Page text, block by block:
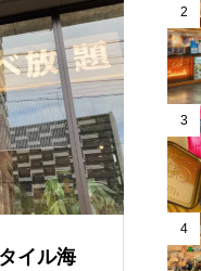
イル海
2
3
4